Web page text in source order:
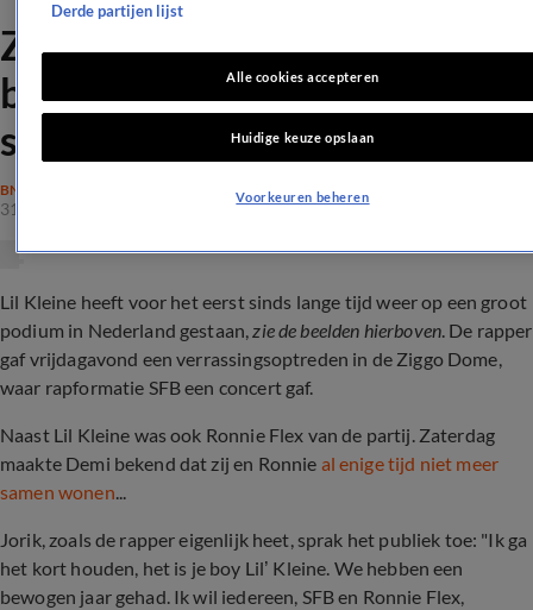
ZIEN: Lil Kleine emotioneel
bij eerste show in Nederland
sinds incident met Jaimie
BN'ERS
31 dec 2022, 11:11
Lil Kleine heeft voor het eerst sinds lange tijd weer op een groot
podium in Nederland gestaan,zie de beelden hierboven. De rapper
gaf vrijdagavond een verrassingsoptreden in de Ziggo Dome,
waar rapformatie SFB een concert gaf.
Naast Lil Kleine was ook Ronnie Flex van de partij. Zaterdag
maakte Demi bekend dat zij en Ronnie al enige tijd niet meer
samen wonen...
Jorik, zoals de rapper eigenlijk heet, sprak het publiek toe: "Ik ga
het kort houden, het is je boy Lil’ Kleine. We hebben een
bewogen jaar gehad. Ik wil iedereen, SFB en Ronnie Flex,
Derde partijen lijst
Alle cookies accepteren
Huidige keuze opslaan
Voorkeuren beheren